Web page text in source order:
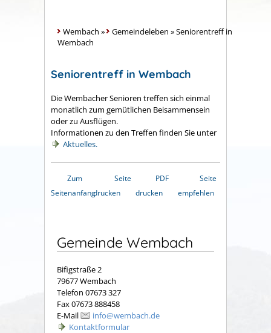
Wembach » Gemeindeleben »Seniorentreff in
Wembach
Seniorentreff in Wembach
Die Wembacher Senioren treffen sich einmal
monatlich zum gemütlichen Beisammensein
oder zu Ausflügen.
Informationen zu den Treffen finden Sie unter
Aktuelles.
Zum
Seitenanfang
Seite
drucken
PDF
drucken
Seite
empfehlen
Gemeinde Wembach
Bifigstraße 2
79677 Wembach
Telefon 07673 327
Fax 07673 888458
E-Mail
info@wembach.de
Kontaktformular